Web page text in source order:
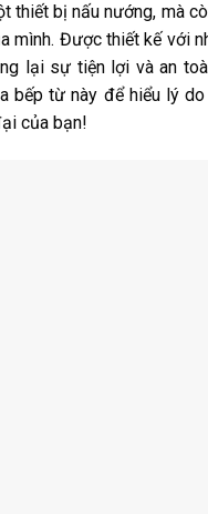
thiết bị nấu nướng, mà
mình. Được thiết kế với
lại sự tiện lợi và an
bếp từ này để hiểu lý
của bạn!